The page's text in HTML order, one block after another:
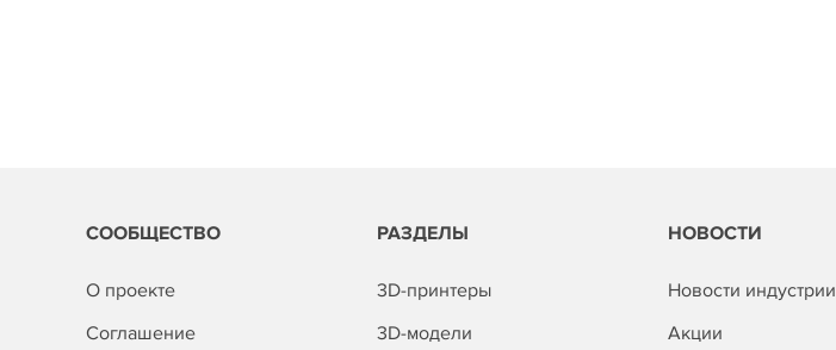
СООБЩЕСТВО
О проекте
Соглашение
РАЗДЕЛЫ
3D-принтеры
3D-модели
НОВОСТИ
Новости индустрии
Акции